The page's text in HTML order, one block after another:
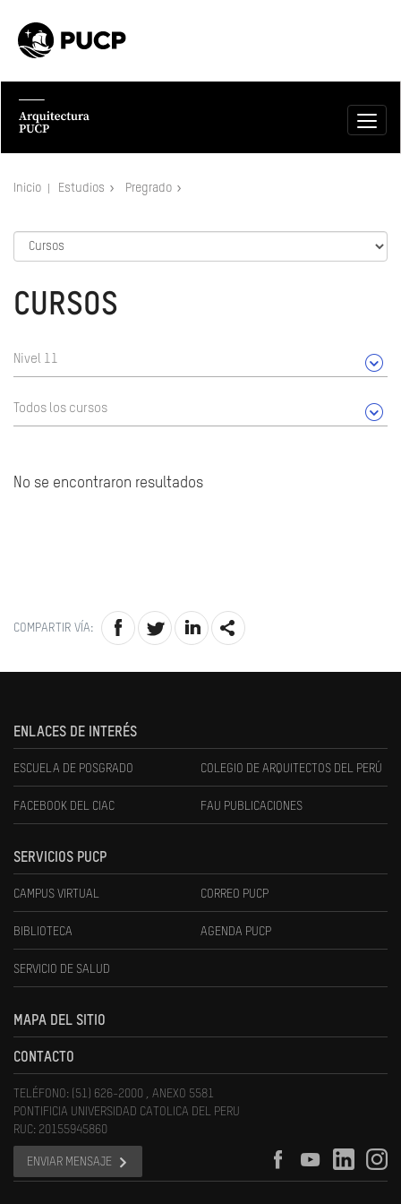
Inicio Estudios Pregrado
CURSOS
Nivel 11
Todos los cursos
No se encontraron resultados
COMPARTIR VÍA:
ENLACES DE INTERÉS
ESCUELA DE POSGRADO COLEGIO DE ARQUITECTOS DEL PERÚ
FACEBOOK DEL CIAC FAU PUBLICACIONES
SERVICIOS PUCP
CAMPUS VIRTUAL CORREO PUCP
BIBLIOTECA AGENDA PUCP
SERVICIO DE SALUD
MAPA DEL SITIO
CONTACTO
TELÉFONO: (51) 626-2000 , ANEXO 5581
PONTIFICIA UNIVERSIDAD CATOLICA DEL PERU
RUC: 20155945860
ENVIAR MENSAJE